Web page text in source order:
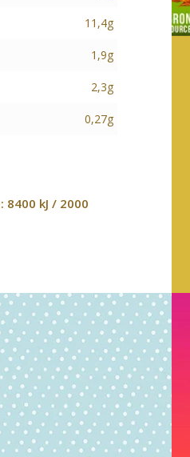
11,4g
1,9g
2,3g
0,27g
kJ / 2000